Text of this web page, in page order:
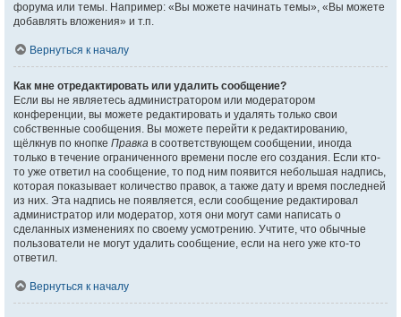
форума или темы. Например: «Вы можете начинать темы», «Вы можете
добавлять вложения» и т.п.
Вернуться к началу
Как мне отредактировать или удалить сообщение?
Если вы не являетесь администратором или модератором
конференции, вы можете редактировать и удалять только свои
собственные сообщения. Вы можете перейти к редактированию,
щёлкнув по кнопке Правка в соответствующем сообщении, иногда
только в течение ограниченного времени после его создания. Если кто-
то уже ответил на сообщение, то под ним появится небольшая надпись,
которая показывает количество правок, а также дату и время последней
из них. Эта надпись не появляется, если сообщение редактировал
администратор или модератор, хотя они могут сами написать о
сделанных изменениях по своему усмотрению. Учтите, что обычные
пользователи не могут удалить сообщение, если на него уже кто-то
ответил.
Вернуться к началу